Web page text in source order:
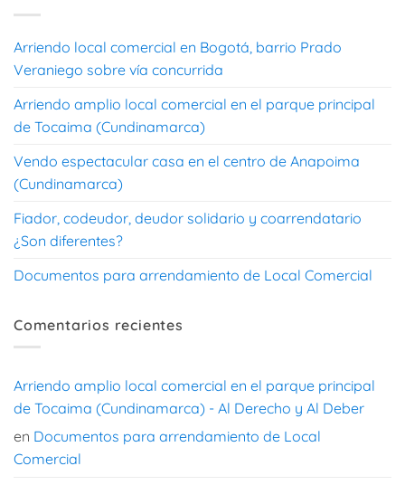
Arriendo local comercial en Bogotá, barrio Prado
Veraniego sobre vía concurrida
Arriendo amplio local comercial en el parque principal
de Tocaima (Cundinamarca)
Vendo espectacular casa en el centro de Anapoima
(Cundinamarca)
Fiador, codeudor, deudor solidario y coarrendatario
¿Son diferentes?
Documentos para arrendamiento de Local Comercial
Comentarios recientes
Arriendo amplio local comercial en el parque principal
de Tocaima (Cundinamarca) - Al Derecho y Al Deber
en Documentos para arrendamiento de Local
Comercial